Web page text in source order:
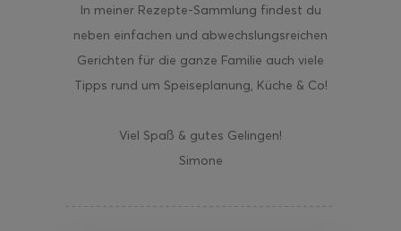
In meiner Rezepte-Sammlung findest du
neben einfachen und abwechslungsreichen
Gerichten für die ganze Familie auch viele
Tipps rund um Speiseplanung, Küche & Co!
Viel Spaß & gutes Gelingen!
Simone